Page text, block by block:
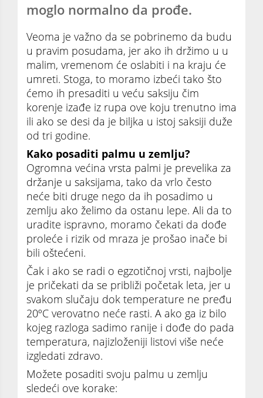
moglo normalno da prođe.
Veoma je važno da se pobrinemo da budu
u pravim posudama, jer ako ih držimo u u
malim, vremenom će oslabiti i na kraju će
umreti. Stoga, to moramo izbeći tako što
ćemo ih presaditi u veću saksiju čim
korenje izađe iz rupa ove koju trenutno ima
ili ako se desi da je biljka u istoj saksiji duže
od tri godine.
Kako posaditi palmu u zemlju?
Ogromna većina vrsta palmi je prevelika za
držanje u saksijama, tako da vrlo često
neće biti druge nego da ih posadimo u
zemlju ako želimo da ostanu lepe. Ali da to
uradite ispravno, moramo čekati da dođe
proleće i rizik od mraza je prošao inače bi
bili oštećeni.
Čak i ako se radi o egzotičnoj vrsti, najbolje
je pričekati da se približi početak leta, jer u
svakom slučaju dok temperature ne pređu
20ºC verovatno neće rasti. A ako ga iz bilo
kojeg razloga sadimo ranije i dođe do pada
temperatura, najizloženiji listovi više neće
izgledati zdravo.
Možete posaditi svoju palmu u zemlju
sledeći ove korake: